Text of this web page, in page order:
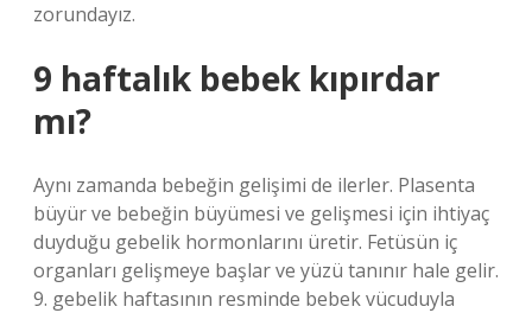
zorundayız.
9 haftalık bebek kıpırdar
mı?
Aynı zamanda bebeğin gelişimi de ilerler. Plasenta
büyür ve bebeğin büyümesi ve gelişmesi için ihtiyaç
duyduğu gebelik hormonlarını üretir. Fetüsün iç
organları gelişmeye başlar ve yüzü tanınır hale gelir.
9. gebelik haftasının resminde bebek vücuduyla